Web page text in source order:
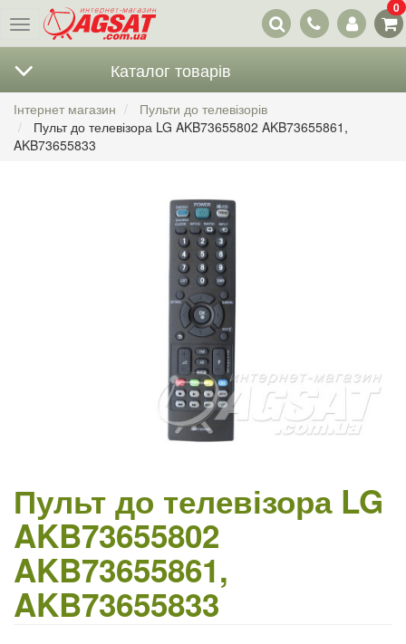
Меню
Наші
контакти
0
Каталог товарів
Інтернет магазин
Пульти до телевізорів
Пульт до телевізора LG AKB73655802 AKB73655861,
AKB73655833
Пульт до телевізора LG
AKB73655802
AKB73655861,
AKB73655833